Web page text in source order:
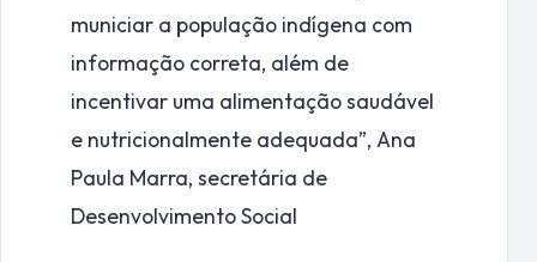
municiar a população indígena com
informação correta, além de
incentivar uma alimentação saudável
e nutricionalmente adequada”, Ana
Paula Marra, secretária de
Desenvolvimento Social